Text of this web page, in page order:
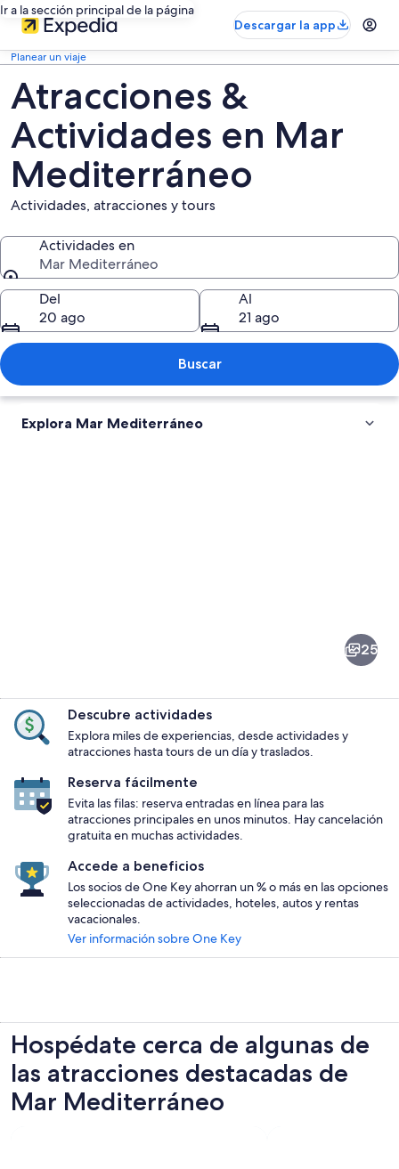
Ir a la sección principal de la página
Descargar la app
Planear un viaje
Atracciones &
Actividades en Mar
Mediterráneo
Actividades, atracciones y tours
Actividades en
Mar Mediterráneo
Actividades en
Del
20 ago
Al
21 ago
Buscar
Explora Mar Mediterráneo
25
Descubre actividades
Explora miles de experiencias, desde actividades y
atracciones hasta tours de un día y traslados.
Reserva fácilmente
Evita las filas: reserva entradas en línea para las
atracciones principales en unos minutos. Hay cancelación
gratuita en muchas actividades.
Accede a beneficios
Los socios de One Key ahorran un % o más en las opciones
seleccionadas de actividades, hoteles, autos y rentas
vacacionales.
Ver información sobre One Key
Hospédate cerca de algunas de
las atracciones destacadas de
Mar Mediterráneo